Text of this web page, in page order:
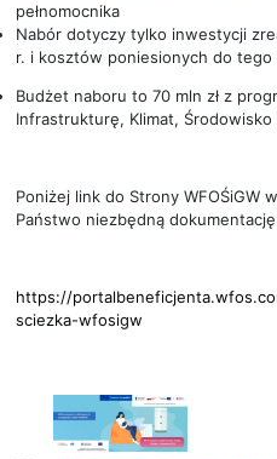
pełnomocnika
Nabór dotyczy tylko inwestycji
r. i kosztów poniesionych do tego
Budżet naboru to 70 mln zł z
Infrastrukturę, Klimat, Środowisko
Poniżej link do Strony WFOŚiGW
Państwo niezbędną
https://
sciezka-wfosigw